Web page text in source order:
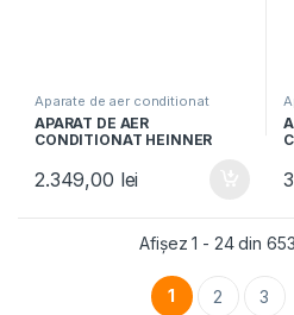
Aparate de aer conditionat
APARAT DE AER
CONDITIONAT HEINNER
A++, Capacitate18000BTU,
Control Wi-Fi, Kit instalare
2.349,00 lei
Afișez 1 - 24 din
1 2 3